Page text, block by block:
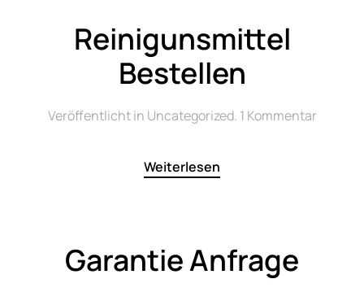
Reinigunsmittel
Bestellen
Veröffentlicht in Uncategorized. 1 Kommentarzu
Weiterlesen
Garantie Anfrage